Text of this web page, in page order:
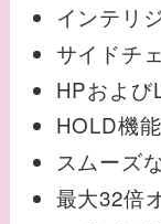
インテリ
サイドチ
HPおよび
HOLD機能
スムーズ
最大32倍